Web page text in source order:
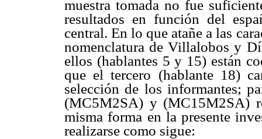
muestra tomada no fue
resultados en función del
central. En lo que atañe a las
nomenclatura de Villalobos y
ellos (hablantes 5 y 15) están
que el tercero (hablante 18)
selección de los informantes;
(MC5M2SA) y (MC15M2SA)
misma forma en la presente
realizarse como sigue: